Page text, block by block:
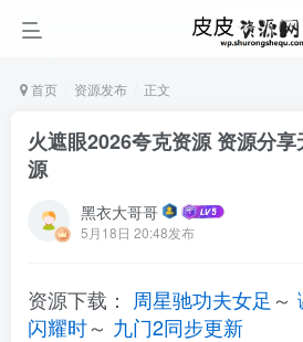
首页 资源发布 正文
火遮眼2026夸克资源 资源分
源
黑衣大哥哥
5月18日 20:48发布
资源下载： 周星驰功夫女足 ～
闪耀时～ 九门2同步更新